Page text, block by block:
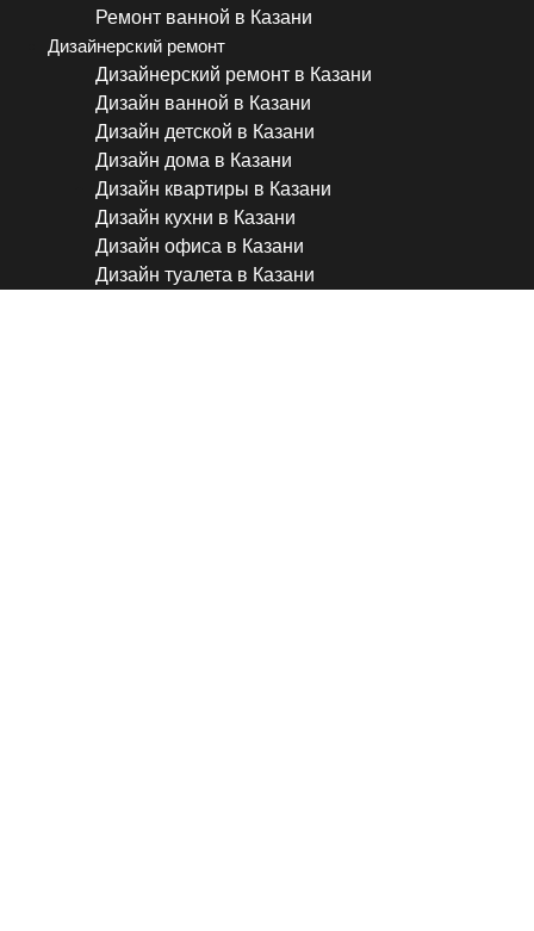
Ремонт ванной в Казани
Дизайнерский ремонт
Дизайнерский ремонт в Казани
Дизайн ванной в Казани
Дизайн детской в Казани
Дизайн дома в Казани
Дизайн квартиры в Казани
Дизайн кухни в Казани
Дизайн офиса в Казани
Дизайн туалета в Казани